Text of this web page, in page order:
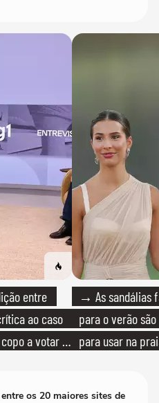
entre
ao caso
a votar no
→ As sandálias
para o verão
para usar na
os 20 maiores sites de